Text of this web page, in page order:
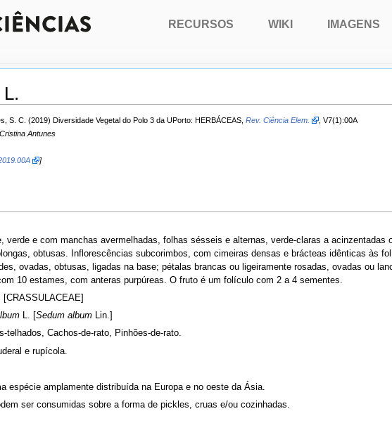
S. C. (2019) Diversidade Vegetal do Polo 3 da UPorto: HERBÁCEAS, Rev. Ciência Elem.
, V7(1):00A
Antunes
]
verde e com manchas avermelhadas, folhas sésseis e alternas, verde-claras a acinzentadas
obtusas. Inflorescências subcorimbos, com cimeiras densas e brácteas idênticas às
ovadas, obtusas, ligadas na base; pétalas brancas ou ligeiramente rosadas, ovadas ou
10 estames, com anteras purpúreas. O fruto é um folículo com 2 a 4 sementes.
L. [Sedum album Lin.]
telhados, Cachos-de-rato, Pinhões-de-rato.
e rupícola.
espécie amplamente distribuída na Europa e no oeste da Ásia.
ser consumidas sobre a forma de pickles, cruas e/ou cozinhadas.
RECURSOS WIKI IMAGENS